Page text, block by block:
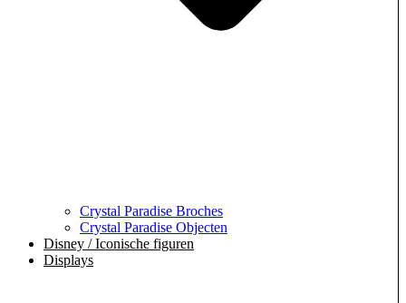
Crystal Paradise Broches
Crystal Paradise Objecten
Disney / Iconische figuren
Displays